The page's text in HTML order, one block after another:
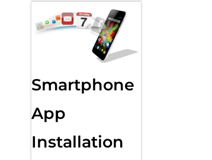
Smartphone
App
Installation